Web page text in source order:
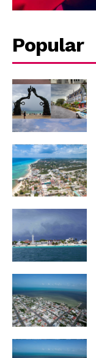
Puerto Morelos
Popular